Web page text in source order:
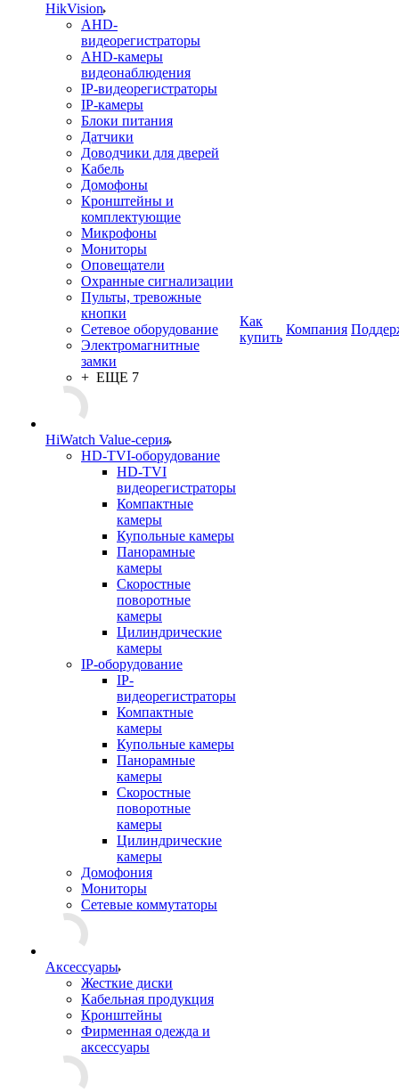
HikVision
AHD-
видеорегистраторы
AHD-камеры
видеонаблюдения
IP-видеорегистраторы
IP-камеры
Блоки питания
Датчики
Доводчики для дверей
Кабель
Домофоны
Кронштейны и
комплектующие
Микрофоны
Мониторы
Оповещатели
Охранные сигнализации
Пульты, тревожные
кнопки
Сетевое оборудование
Электромагнитные
замки
+ ЕЩЕ 7
HiWatch Value-серия
HD-TVI-оборудование
HD-TVI
видеорегистраторы
Компактные
камеры
Купольные камеры
Панорамные
камеры
Скоростные
поворотные
камеры
Цилиндрические
камеры
IP-оборудование
IP-
видеорегистраторы
Компактные
камеры
Купольные камеры
Панорамные
камеры
Скоростные
поворотные
камеры
Цилиндрические
камеры
Домофония
Мониторы
Сетевые коммутаторы
Аксессуары
Жесткие диски
Кабельная продукция
Кронштейны
Фирменная одежда и
аксессуары
Как
купить
Компания